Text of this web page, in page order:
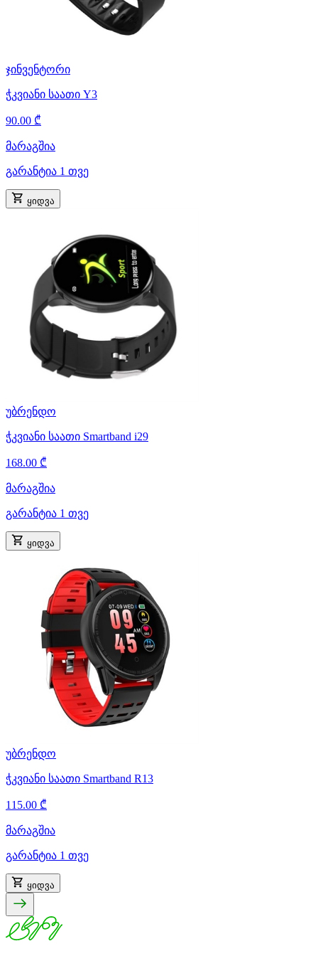
ჯინვენტორი
ჭკვიანი საათი Y3
90.00 ₾
მარაგშია
გარანტია 1 თვე
ყიდვა
უბრენდო
ჭკვიანი საათი Smartband i29
168.00 ₾
მარაგშია
გარანტია 1 თვე
ყიდვა
უბრენდო
ჭკვიანი საათი Smartband R13
115.00 ₾
მარაგშია
გარანტია 1 თვე
ყიდვა